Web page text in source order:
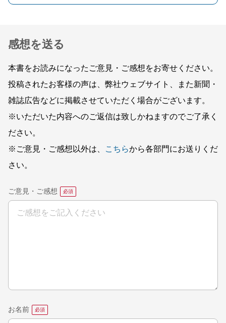
感想を送る
本書をお読みになったご意見・ご感想をお寄せください。
投稿されたお客様の声は、弊社ウェブサイト、また新聞・
雑誌広告などに掲載させていただく場合がございます。
※いただいた内容へのご返信は致しかねますのでご了承く
ださい。
※ご意見・ご感想以外は、
こちらから各部門にお送りくだ
さい。
ご意見・ご感想
お名前